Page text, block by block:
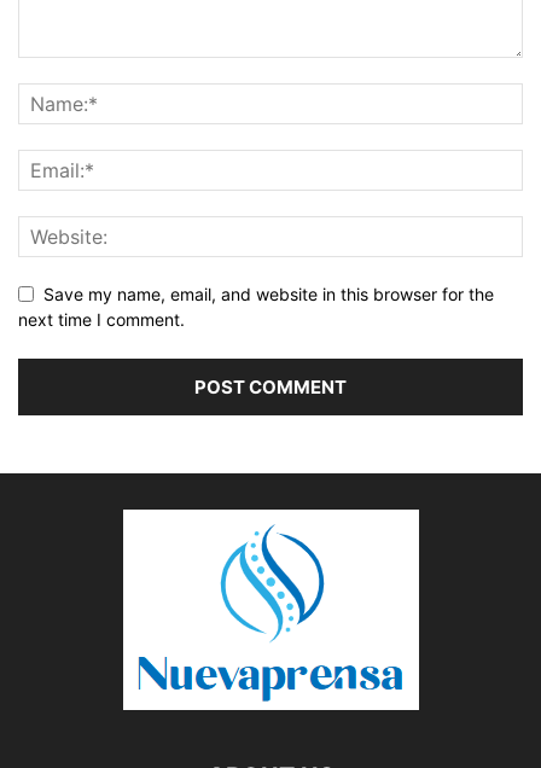
Save my name, email, and website in this browser for the
next time I comment.